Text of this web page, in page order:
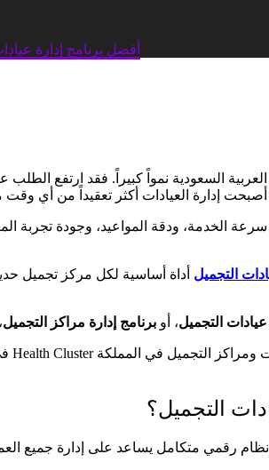
أفضل برنامج إدارة
السعودية نمواً كبيراً. فقد ارتفع
الخدمة، ودقة المواعيد، وجودة تجربة
التجميل أداة أساسية لكل مركز تجميل
التجميل، أو برنامج إدارة مراكز التجميل
التجميل؟